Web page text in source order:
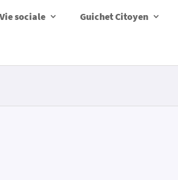
Vie sociale Guichet Citoyen